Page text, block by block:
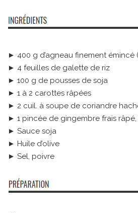
► 400 g d’agneau finement émincé
► 4 feuilles de galette de riz
► 100 g de pousses de soja
► 1 à 2 carottes râpées
► 2 cuil. à soupe de coriandre
► 1 pincée de gingembre frais
► Sauce soja
► Huile d’olive
► Sel, poivre